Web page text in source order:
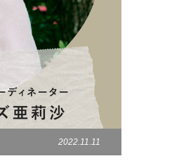
2022.11.11